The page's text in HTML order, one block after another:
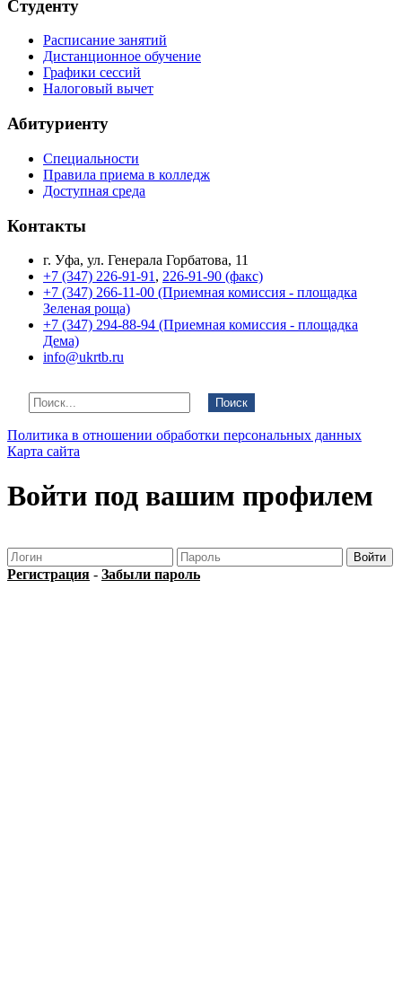
Студенту
Расписание занятий
Дистанционное обучение
Графики сессий
Налоговый вычет
Абитуриенту
Специальности
Правила приема в колледж
Доступная среда
Контакты
г. Уфа, ул. Генерала Горбатова, 11
+7 (347) 226-91-91 , 226-91-90 (факс)
+7 (347) 266-11-00 (Приемная комиссия - площадка
Зеленая роща)
+7 (347) 294-88-94 (Приемная комиссия - площадка
Дема)
info@ukrtb.ru
Поиск
Политика в отношении обработки персональных данных
Карта сайта
Войти под вашим профилем
Регистрация - Забыли пароль